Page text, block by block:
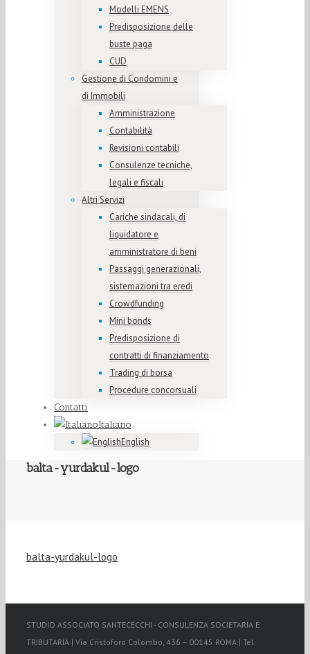
Modelli EMENS
Predisposizione delle
buste paga
CUD
Gestione di Condomini e
di Immobili
Amministrazione
Contabilità
Revisioni contabili
Consulenze tecniche,
legali e fiscali
Altri Servizi
Cariche sindacali, di
liquidatore e
amministratore di beni
Passaggi generazionali,
sistemazioni tra eredi
Crowdfunding
Mini bonds
Predisposizione di
contratti di finanziamento
Trading di borsa
Procedure concorsuali
Contatti
Italiano
English
balta-yurdakul-logo
balta-yurdakul-logo
STUDIO ASSOCIATO SANTECECCHI - CONSULENZA SOCIETARIA E
TRIBUTARIA | Via Cristoforo Colombo, 436 – 00145 ROMA | Tel.